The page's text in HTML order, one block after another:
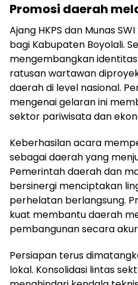
Promosi daerah
Ajang HKPS dan Munas
bagi Kabupaten Boyolali.
mengembangkan identitas
ratusan wartawan
daerah di level nasional.
mengenai gelaran ini
sektor pariwisata dan
Keberhasilan acara
sebagai daerah yang
Pemerintah daerah dan
bersinergi menciptakan
perhelatan berlangsung.
kuat membantu daerah
pembangunan secara
Persiapan terus
lokal. Konsolidasi lintas